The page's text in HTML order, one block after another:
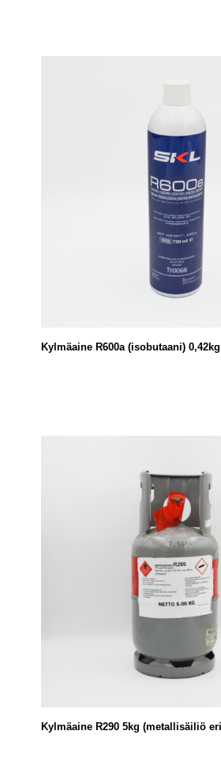
Kylmäaine R600a (isobutaani) 0,42kg
Kylmäaine R290 5kg (metallisäiliö